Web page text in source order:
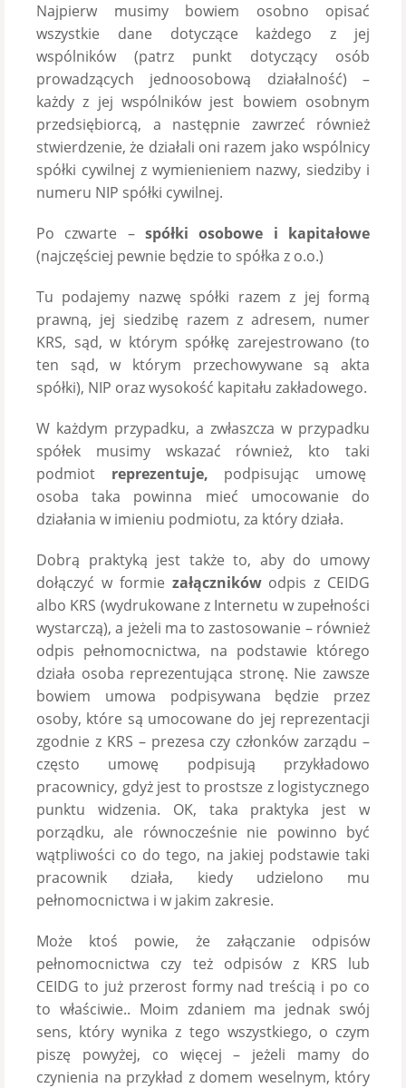
Najpierw musimy bowiem osobno opisać
wszystkie dane dotyczące każdego z jej
wspólników (patrz punkt dotyczący osób
prowadzących jednoosobową działalność) –
każdy z jej wspólników jest bowiem osobnym
przedsiębiorcą, a następnie zawrzeć również
stwierdzenie, że działali oni razem jako wspólnicy
spółki cywilnej z wymienieniem nazwy, siedziby i
numeru NIP spółki cywilnej.
Po czwarte –spółki osobowe i kapitałowe
(najczęściej pewnie będzie to spółka z o.o.)
Tu podajemy nazwę spółki razem z jej formą
prawną, jej siedzibę razem z adresem, numer
KRS, sąd, w którym spółkę zarejestrowano (to
ten sąd, w którym przechowywane są akta
spółki), NIP oraz wysokość kapitału zakładowego.
W każdym przypadku, a zwłaszcza w przypadku
spółek musimy wskazać również, kto taki
podmiot reprezentuje, podpisując umowę
osoba taka powinna mieć umocowanie do
działania w imieniu podmiotu, za który działa.
Dobrą praktyką jest także to, aby do umowy
dołączyć w formie załącznikówodpis z CEIDG
albo KRS (wydrukowane z Internetu w zupełności
wystarczą), a jeżeli ma to zastosowanie – również
odpis pełnomocnictwa, na podstawie którego
działa osoba reprezentująca stronę. Nie zawsze
bowiem umowa podpisywana będzie przez
osoby, które są umocowane do jej reprezentacji
zgodnie z KRS – prezesa czy członków zarządu –
często umowę podpisują przykładowo
pracownicy, gdyż jest to prostsze z logistycznego
punktu widzenia. OK, taka praktyka jest w
porządku, ale równocześnie nie powinno być
wątpliwości co do tego, na jakiej podstawie taki
pracownik działa, kiedy udzielono mu
pełnomocnictwa i w jakim zakresie.
Może ktoś powie, że załączanie odpisów
pełnomocnictwa czy też odpisów z KRS lub
CEIDG to już przerost formy nad treścią i po co
to właściwie.. Moim zdaniem ma jednak swój
sens, który wynika z tego wszystkiego, o czym
piszę powyżej, co więcej – jeżeli mamy do
czynienia na przykład z domem weselnym, który